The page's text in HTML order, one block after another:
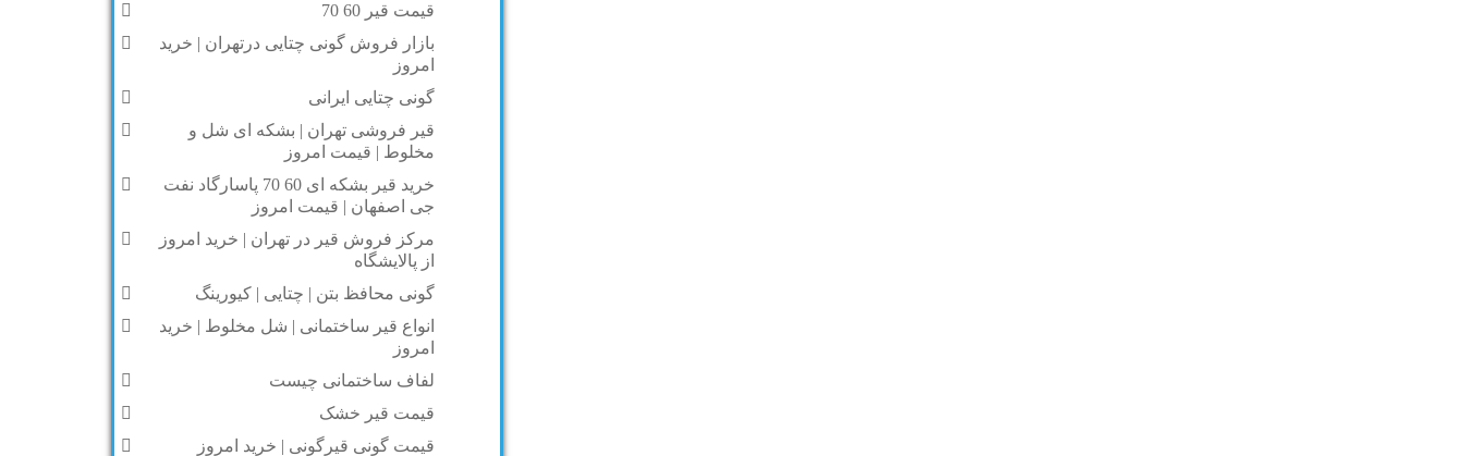
قیمت قیر 60 70
بازار فروش گونی چتایی درتهران | خرید
امروز
گونی چتایی ایرانی
قیر فروشی تهران | بشکه ای شل و
مخلوط | قیمت امروز
خرید قیر بشکه ای 60 70 پاسارگاد نفت
جی اصفهان | قیمت امروز
مرکز فروش قیر در تهران | خرید امروز
از پالایشگاه
گونی محافظ بتن | چتایی | کیورینگ
انواع قیر ساختمانی | شل مخلوط | خرید
امروز
لفاف ساختمانی چیست
قیمت قیر خشک
قیمت گونی قیرگونی | خرید امروز